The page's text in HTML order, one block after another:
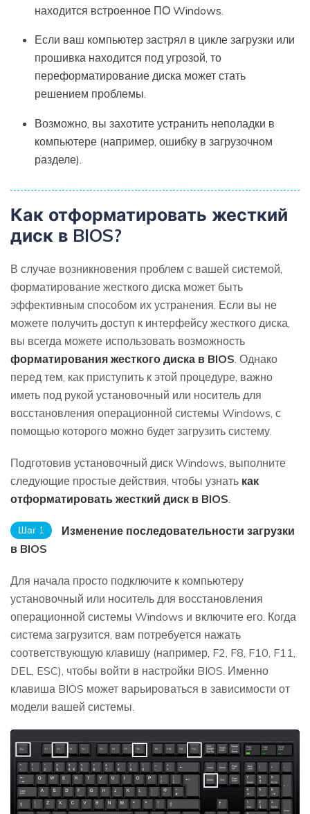
находится встроенное ПО Windows.
Если ваш компьютер застрял в цикле загрузки или
прошивка находится под угрозой, то
переформатирование диска может стать
решением проблемы.
Возможно, вы захотите устранить неполадки в
компьютере (например, ошибку в загрузочном
разделе).
Как отформатировать жесткий
диск в BIOS?
В случае возникновения проблем с вашей системой,
форматирование жесткого диска может быть
эффективным способом их устранения. Если вы не
можете получить доступ к интерфейсу жесткого диска,
вы всегда можете использовать возможность
форматирования жесткого диска в BIOS. Однако
перед тем, как приступить к этой процедуре, важно
иметь под рукой установочный или носитель для
восстановления операционной системы Windows, с
помощью которого можно будет загрузить систему.
Подготовив установочный диск Windows, выполните
следующие простые действия, чтобы узнать как
отформатировать жесткий диск в BIOS.
Шаг 1
Изменение последовательности загрузки
в BIOS
Для начала просто подключите к компьютеру
установочный или носитель для восстановления
операционной системы Windows и включите его. Когда
система загрузится, вам потребуется нажать
соответствующую клавишу (например, F2, F8, F10, F11,
DEL, ESC), чтобы войти в настройки BIOS. Именно
клавиша BIOS может варьироваться в зависимости от
модели вашей системы.